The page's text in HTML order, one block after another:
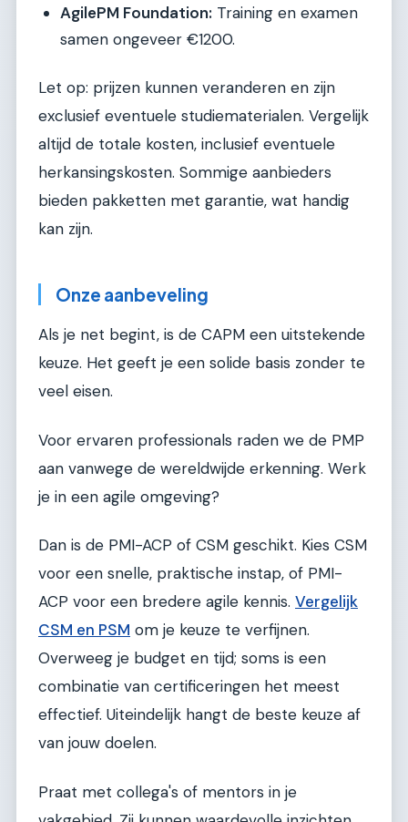
AgilePM Foundation: Training en examen
samen ongeveer €1200.
Let op: prijzen kunnen veranderen en zijn
exclusief eventuele studiematerialen. Vergelijk
altijd de totale kosten, inclusief eventuele
herkansingskosten. Sommige aanbieders
bieden pakketten met garantie, wat handig
kan zijn.
Onze aanbeveling
Als je net begint, is de CAPM een uitstekende
keuze. Het geeft je een solide basis zonder te
veel eisen.
Voor ervaren professionals raden we de PMP
aan vanwege de wereldwijde erkenning. Werk
je in een agile omgeving?
Dan is de PMI-ACP of CSM geschikt. Kies CSM
voor een snelle, praktische instap, of PMI-
ACP voor een bredere agile kennis. Vergelijk
CSM en PSM om je keuze te verfijnen.
Overweeg je budget en tijd; soms is een
combinatie van certificeringen het meest
effectief. Uiteindelijk hangt de beste keuze af
van jouw doelen.
Praat met collega's of mentors in je